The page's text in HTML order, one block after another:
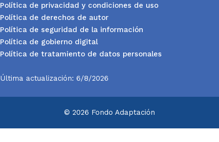
Política de privacidad y condiciones de uso
Política de derechos de autor
Política de seguridad de la información
Política de gobierno digital
Política de tratamiento de datos personales
Última actualización: 6/8/2026
© 2026 Fondo Adaptación